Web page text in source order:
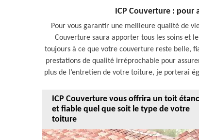
ICP Couverture :
Pour vous garantir une meilleure qualité de
Couverture saura apporter tous les soins et
toujours à ce que votre couverture reste belle,
prestations de qualité irréprochable pour
plus de l’entretien de votre toiture, je porterai
ICP Couverture vous offrira un toit
et fiable quel que soit le type de votre
toiture